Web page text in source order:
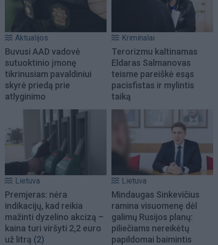
Aktualijos
Buvusi AAD vadovė
sutuoktinio įmonę
tikrinusiam pavaldiniui
skyrė priedą prie
atlyginimo
Kriminalai
Terorizmu kaltinamas
Eldaras Salmanovas
teisme pareiškė esąs
pacisfistas ir mylintis
taiką
Lietuva
Premjeras: nėra
indikacijų, kad reikia
mažinti dyzelino akcizą –
kaina turi viršyti 2,2 euro
už litrą (2)
Lietuva
Mindaugas Sinkevičius
ramina visuomenę dėl
galimų Rusijos planų:
piliečiams nereikėtų
papildomai baimintis